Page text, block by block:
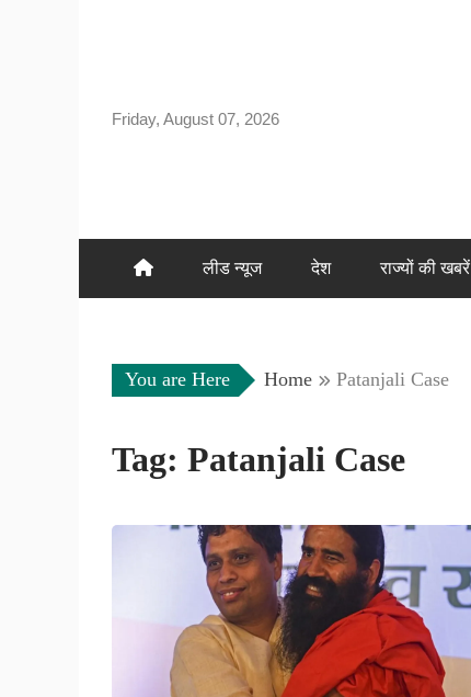
Friday, August 07, 2026
लीड न्यूज देश राज्यों की खबरें
You are Here Home Patanjali Case
Tag: Patanjali Case